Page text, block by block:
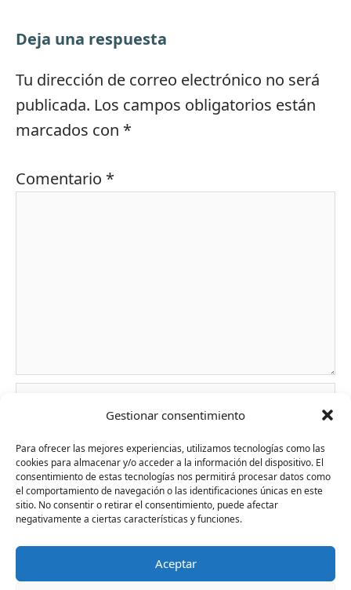
Gestionar consentimiento
Para ofrecer las mejores experiencias, utilizamos tecnologías como las
cookies para almacenar y/o acceder a la información del dispositivo. El
consentimiento de estas tecnologías nos permitirá procesar datos como
el comportamiento de navegación o las identificaciones únicas en este
sitio. No consentir o retirar el consentimiento, puede afectar
negativamente a ciertas características y funciones.
Aceptar
Deja una respuesta
Tu dirección de correo electrónico no será
publicada. Los campos obligatorios están
marcados con *
Comentario *
Nombre*
Correo
electrónico*
Web